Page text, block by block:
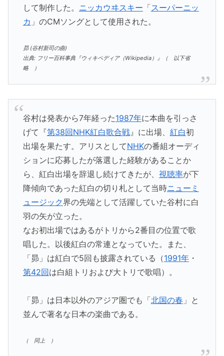
して制作した。 ニッカウヰスキー 「スーパーニッ
カ 」のCMソングとして使用された。
昴 (谷村新司の曲)
出典: フリー百科事典『ウィキペディア（Wikipedia）』（ 以下省
略 ）
谷村は発表から7年経った1987年に本曲を引っさ
げて『第38回NHK紅白歌合戦』に出場、 紅白初
出場を果たす。アリスとしてNHKの番組オーディ
ションに応募したが落選した経験があることか
ら、紅白出場を辞退し続けてきたが、 視聴率が下
降傾向であった紅白の切り札として当時ニューミ
ュージック界の先端として活躍していた谷村に白
羽の矢が立った。
なお初出場ではあるがトリから2番目の位置で歌
唱した。以後紅白の常連となっていた。また、
「昴」は紅白で5回も披露されている（1991年・
第42回は白組トリおよび大トリで歌唱）。
「昴」は日本以外のアジア圏でも「北国の春 」と
並んで著名な日本の楽曲である。
（ 同上 ）